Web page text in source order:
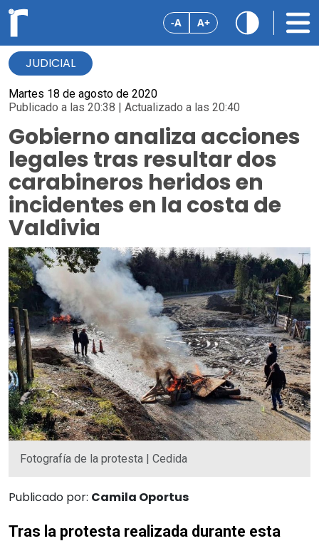
-A A+
JUDICIAL
Martes 18 de agosto de 2020
Publicado a las 20:38 | Actualizado a las 20:40
Gobierno analiza acciones
legales tras resultar dos
carabineros heridos en
incidentes en la costa de
Valdivia
Fotografía de la protesta | Cedida
Publicado por: Camila Oportus
Tras la protesta realizada durante esta